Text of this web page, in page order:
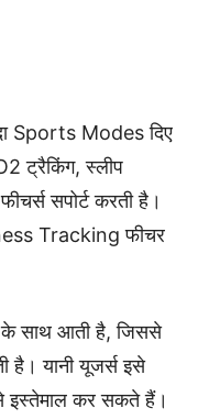
Sports Modes दिए
ट्रैकिंग, स्लीप
सपोर्ट करती है।
Tracking फीचर
के साथ आती है, जिससे
है। यानी यूजर्स इसे
इस्तेमाल कर सकते हैं।